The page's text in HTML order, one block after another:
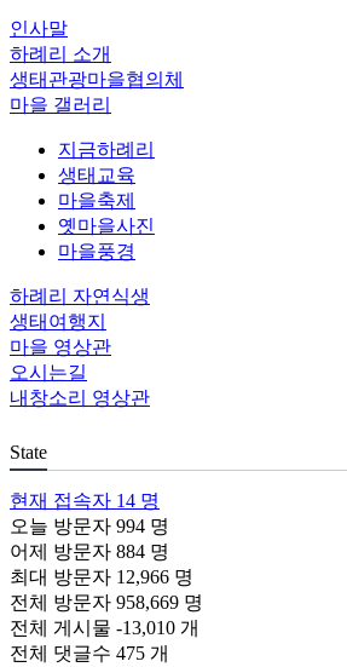
인사말
하례리 소개
생태관광마을협의체
마을 갤러리
지금하례리
생태교육
마을축제
옛마을사진
마을풍경
하례리 자연식생
생태여행지
마을 영상관
오시는길
내창소리 영상관
State
현재 접속자 14 명
오늘 방문자 994 명
어제 방문자 884 명
최대 방문자 12,966 명
전체 방문자 958,669 명
전체 게시물 -13,010 개
전체 댓글수 475 개